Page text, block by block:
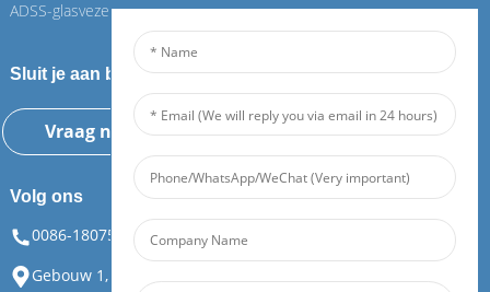
ADSS-glasvezelkabel
ADSS-glasvezelkabel
Sluit je aan bij onze Feiboer
Vraag nu informatie aan
Volg ons
0086-18075108880
info@feiboer.com.cn
Gebouw 1, Zhongjianbaobao Mansion, nr. 30, Lianhu 3rd